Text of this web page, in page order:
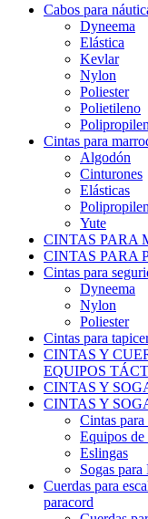
Cabos para
Dyneema
Elástica
Kevlar
Nylon
Poliester
Polietileno
Cintas para
Algodón
Cinturones
Elásticas
Yute
CINTAS PARA
CINTAS PARA
Cintas para
Dyneema
Nylon
Poliester
Cintas para
CINTAS Y
EQUIPOS
CINTAS Y
CINTAS Y
Cintas
Equipos de
Eslingas
Sogas
Cuerdas para
paracord